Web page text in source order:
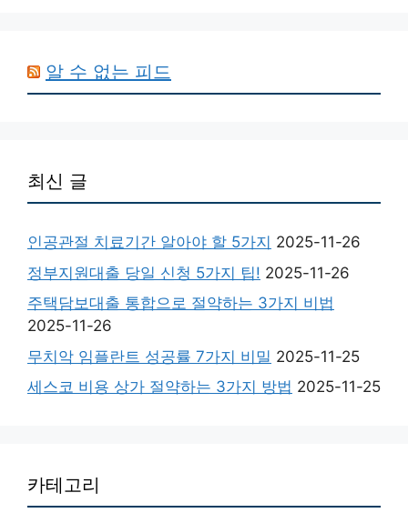
알 수 없는 피드
최신 글
인공관절 치료기간 알아야 할 5가지 2025-11-26
정부지원대출 당일 신청 5가지 팁! 2025-11-26
주택담보대출 통합으로 절약하는 3가지 비법
2025-11-26
무치악 임플란트 성공률 7가지 비밀 2025-11-25
세스코 비용 상가 절약하는 3가지 방법 2025-11-25
카테고리